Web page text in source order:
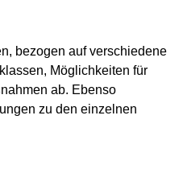
bezogen auf verschiedene
Möglichkeiten für
ab. Ebenso
zu den einzelnen